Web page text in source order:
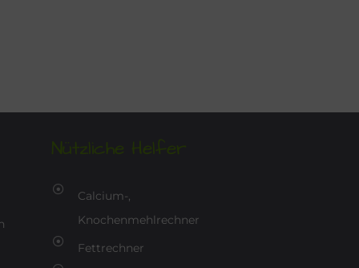
Nützliche Helfer
Calcium-,
Knochenmehlrechner
Fettrechner